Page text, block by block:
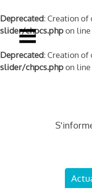
Deprecated: Creation of
slider/chpcs.phpon line
Deprecated: Creation of
slider/chpcs.phpon line